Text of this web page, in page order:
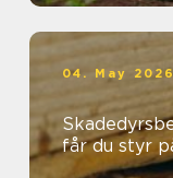
04. May 2026
får du styr